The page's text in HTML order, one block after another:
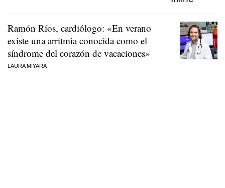
Ramón Ríos, cardiólogo: «En verano
existe una arritmia conocida como el
síndrome del corazón de vacaciones»
LAURA MIYARA